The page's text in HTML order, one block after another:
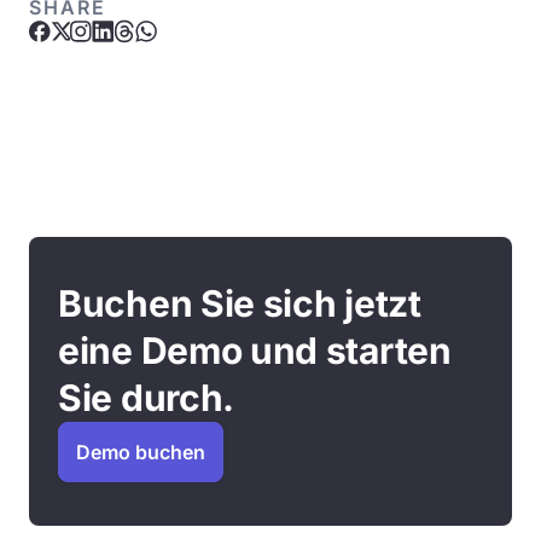
SHARE
Buchen Sie sich jetzt
eine Demo und starten
Sie durch.
Demo buchen